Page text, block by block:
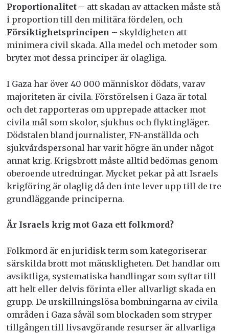
Proportionalitet– att skadan av attacken måste stå
i proportion till den militära fördelen, och
Försiktighetsprincipen – skyldigheten att
minimera civil skada. Alla medel och metoder som
bryter mot dessa principer är olagliga.
I Gaza har över 40 000 människor dödats, varav
majoriteten är civila. Förstörelsen i Gaza är total
och det rapporteras om upprepade attacker mot
civila mål som skolor, sjukhus och flyktingläger.
Dödstalen bland journalister, FN-anställda och
sjukvårdspersonal har varit högre än under något
annat krig. Krigsbrott måste alltid bedömas genom
oberoende utredningar. Mycket pekar på att Israels
krigföring är olaglig då den inte lever upp till de tre
grundläggande principerna.
Är Israels krig mot Gaza ett folkmord?
Folkmord är en juridisk term som kategoriserar
särskilda brott mot mänskligheten. Det handlar om
avsiktliga, systematiska handlingar som syftar till
att helt eller delvis förinta eller allvarligt skada en
grupp. De urskillningslösa bombningarna av civila
områden i Gaza såväl som blockaden som stryper
tillgången till livsavgörande resurser är allvarliga